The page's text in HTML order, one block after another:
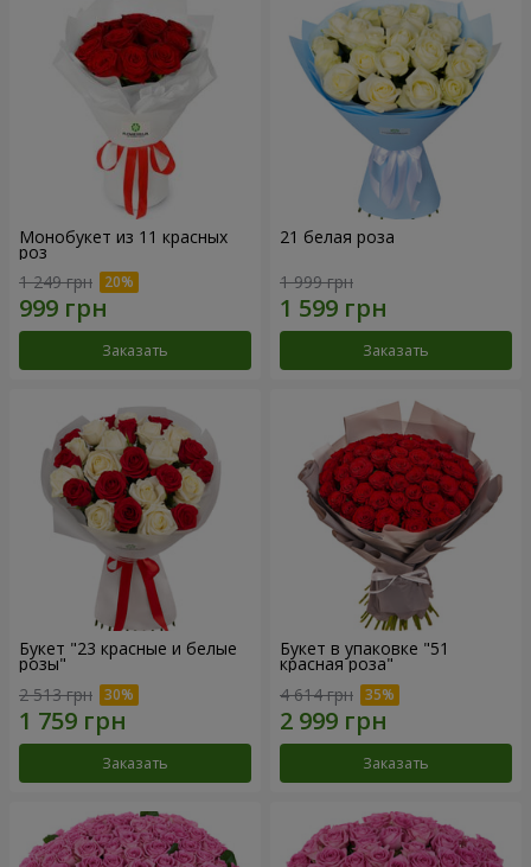
Монобукет из 11 красных
роз
1 249 грн
Заказать
21 белая роза
1 999 грн
Заказать
Букет "23 красные и белые
розы"
2 513 грн
Заказать
Букет в упаковке "51
красная роза"
4 614 грн
Заказать